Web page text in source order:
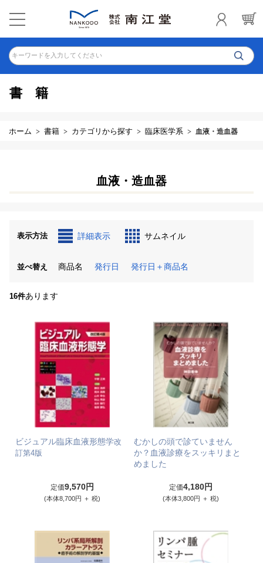
キーワードを入力してください
書籍
ホーム 書籍 カテゴリから探す 臨床医学系 血液・造血器
血液・造血器
表示方法 詳細表示 サムネイル
並べ替え 商品名 発行日 発行日＋商品名
16件あります
ビジュアル臨床血液形態学改
訂第4版
定価9,570円
(本体8,700円 ＋ 税)
むかしの頭で診ていません
か？血液診療をスッキリまと
めました
定価4,180円
(本体3,800円 ＋ 税)